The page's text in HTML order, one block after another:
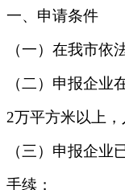
一、申请条件
（一）在我市
（二）申报企
2万平方米以上
（三）申报企
手续；